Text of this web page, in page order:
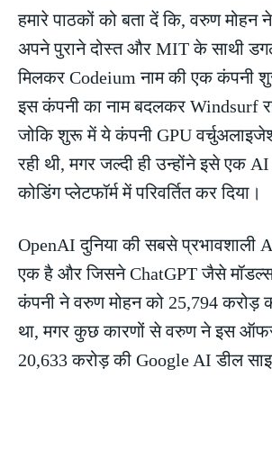
हमारे पाठकों को बता दें कि, वरुण मोहन
अपने पुराने दोस्त और MIT के साथी
मिलकर Codeium नाम की एक कंपनी
इस कंपनी का नाम बदलकर Windsurf
जोकि शुरू में ये कंपनी GPU
रही थी, मगर जल्दी ही उन्होंने इसे एक
कोडिंग प्लेटफॉर्म में परिवर्तित कर दिया।
OpenAI दुनिया की सबसे प्रभावशाली
एक है और जिसने ChatGPT जैसे
कंपनी ने वरुण मोहन को 25,794 करोड़
था, मगर कुछ कारणों से वरुण ने इस
20,633 करोड़ की Google AI डील